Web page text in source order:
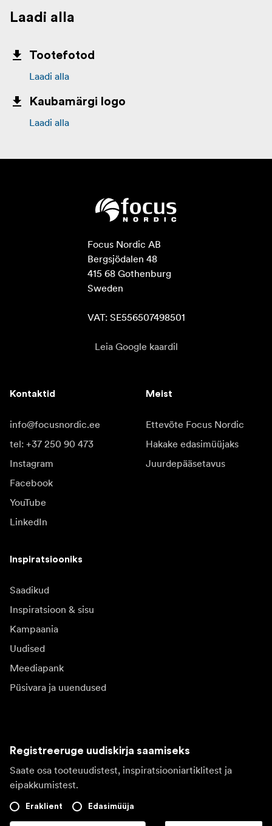
Laadi alla
Tootefotod
Laadi alla
Kaubamärgi logo
Laadi alla
Focus Nordic AB
Bergsjödalen 48
415 68 Gothenburg
Sweden
VAT: SE556507498501
Leia Google kaardil
Kontaktid
info@focusnordic.ee
tel: +37 250 90 473
Instagram
Facebook
YouTube
LinkedIn
Meist
Ettevõte Focus Nordic
Hakake edasimüüjaks
Juurdepääsetavus
Inspiratsiooniks
Saadikud
Inspiratsioon & sisu
Kampaania
Uudised
Meediapank
Püsivara ja uuendused
Registreeruge uudiskirja saamiseks
Saate osa tooteuudistest, inspiratsiooniartiklitest ja
eipakkumistest.
Eraklient Edasimüüja